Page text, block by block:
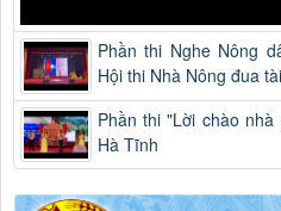
Phần thi Nghe Nông
Hội thi Nhà Nông đua
Phần thi "Lời chào
Hà Tĩnh